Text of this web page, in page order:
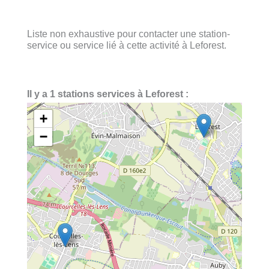
Liste non exhaustive pour contacter une station-
service ou service lié à cette activité à Leforest.
Il y a 1 stations services à Leforest :
+
−